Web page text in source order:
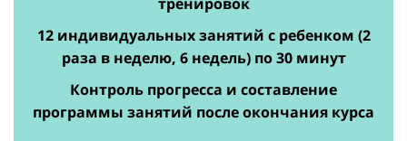
12 индивидуальных занятий с ребенком (2
раза в неделю, 6 недель) по 30 минут
Контроль прогресса и составление
программы занятий после окончания курса